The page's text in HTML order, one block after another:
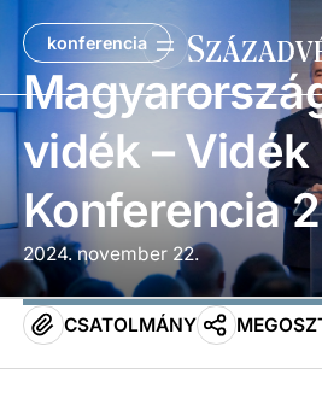
konferencia
vidék – Vidék
Konferencia
2024. november 22.
CSATOLMÁNY